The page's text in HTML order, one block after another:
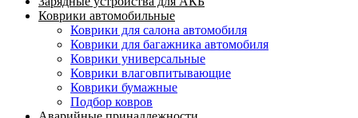
Коврики автомобильные
Коврики для салона автомобиля
Коврики для багажника автомобиля
Коврики универсальные
Коврики влаговпитывающие
Коврики бумажные
Подбор ковров